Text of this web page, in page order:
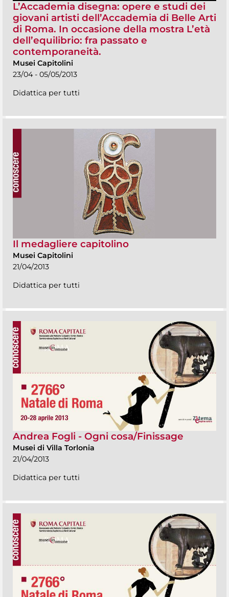
L’Accademia disegna: opere e studi dei
giovani artisti dell’Accademia di Belle Arti
di Roma. In occasione della mostra L’età
dell’equilibrio: fra passato e
contemporaneità.
Musei Capitolini
23/04 - 05/05/2013
Didattica per tutti
Il medagliere capitolino
Musei Capitolini
21/04/2013
Didattica per tutti
Andrea Fogli - Ogni cosa/Finissage
Musei di Villa Torlonia
21/04/2013
Didattica per tutti